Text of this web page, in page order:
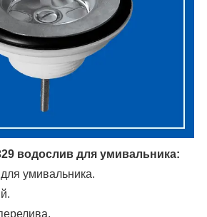
водослив для умивальника:
для умивальника.